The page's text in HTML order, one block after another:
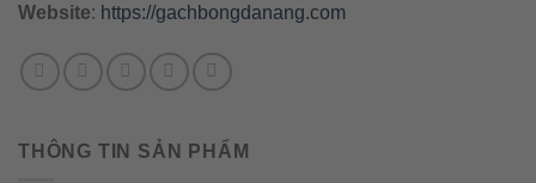
Website: https://gachbongdanang.com
THÔNG TIN SẢN PHẨM